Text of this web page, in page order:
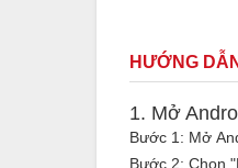
HƯỚNG
1. Mở
Bước 1: Mở
Bước 2: Chọn